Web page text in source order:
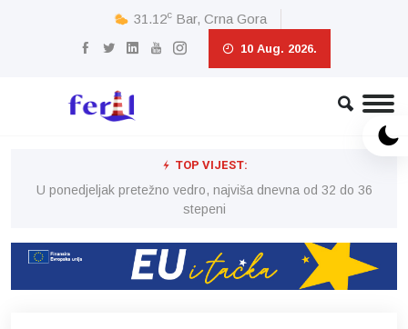
31.12c Bar, Crna Gora
10 Aug. 2026.
TOP VIJEST:
U ponedjeljak pretežno vedro, najviša dnevna od 32 do 36
stepeni